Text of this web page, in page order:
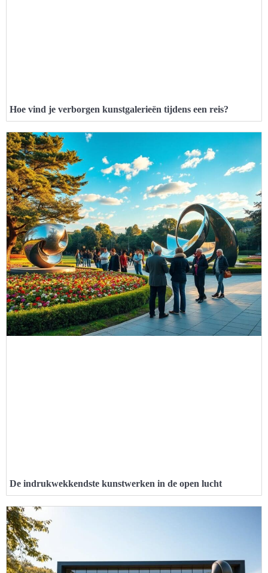
Hoe vind je verborgen kunstgalerieën tijdens een reis?
De indrukwekkendste kunstwerken in de open lucht